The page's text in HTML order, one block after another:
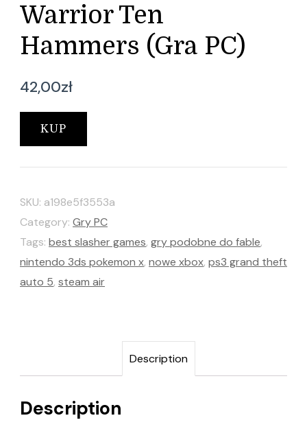
Warrior Ten
Hammers (Gra PC)
42,00zł
KUP
SKU: a198e5f3553a
Category: Gry PC
Tags: best slasher games, gry podobne do fable,
nintendo 3ds pokemon x, nowe xbox, ps3 grand theft
auto 5, steam air
Description
Description